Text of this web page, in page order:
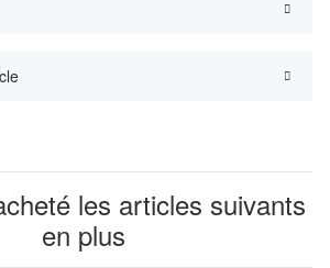
les articles suivants
en plus